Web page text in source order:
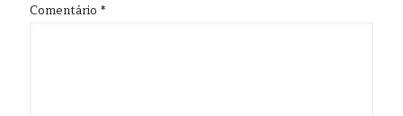
Comentário *